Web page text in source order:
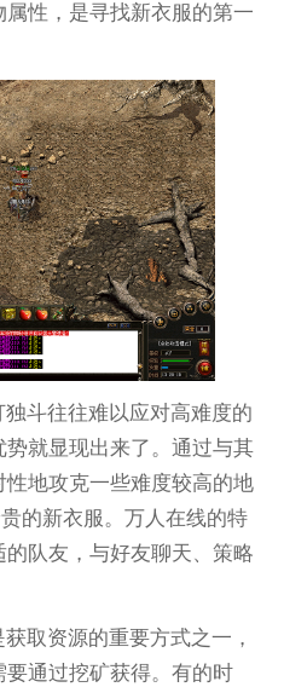
性，是寻找新衣服的第一
斗往往难以应对高难度的
就显现出来了。通过与其
地攻克一些难度较高的地
的新衣服。万人在线的特
队友，与好友聊天、策略
取资源的重要方式之一，
通过挖矿获得。有的时